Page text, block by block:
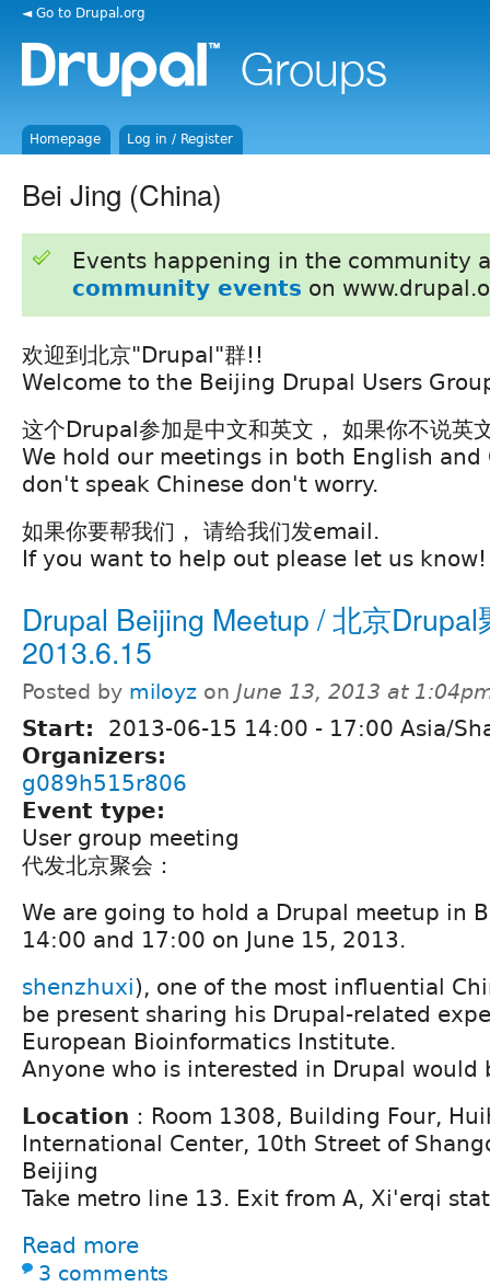
◄ Go to Drupal.org
Homepage Log in / Register
Bei Jing (China)
Events happening in the community
community events on
欢迎到北京"Drupal"群!!
Welcome to the Beijing Drupal Users
这个Drupal参加是中文和英文， 如果你不说英
We hold our meetings in both English and
don't speak Chinese don't worry.
如果你要帮我们， 请给我们发email.
If you want to help out please let us know!
Drupal Beijing Meetup / 北京Drupal
2013.6.15
Posted by miloyz on June 13, 2013 at
Start: 2013-06-15 14:00 - 17:00 Asia/
Organizers:
g089h515r806
Event type:
User group meeting
代发北京聚会：
We are going to hold a Drupal meetup in
14:00 and 17:00 on June 15, 2013.
shenzhuxi), one of the most influential
be present sharing his Drupal-related
European Bioinformatics Institute.
Anyone who is interested in Drupal would
Location ：Room 1308, Building Four,
International Center, 10th Street of
Beijing
Take metro line 13. Exit from A, Xi'erqi
Read more
3 comments